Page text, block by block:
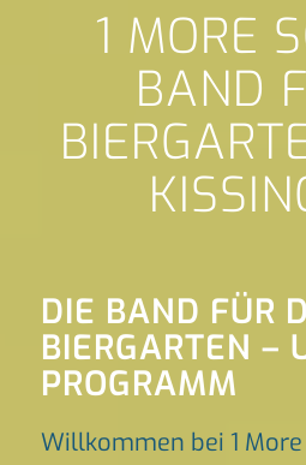
1 MORE
BAND
DIE BAND FÜR
BIERGARTEN –
PROGRAMM
Willkommen bei 1